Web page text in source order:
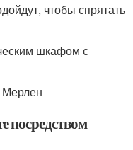
чтобы спрятать
шкафом с
Мерлен
посредством